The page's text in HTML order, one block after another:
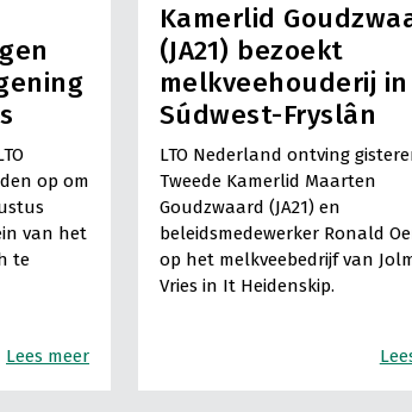
op om
van het
te
Lees meer
Kamerlid
(JA21) bezoekt
melkveehouderij in
Súdwest-Fryslân
LTO Nederland ontving
Tweede Kamerlid Maarten
Goudzwaard (JA21) en
beleidsmedewerker Ronald
op het melkveebedrijf van
Vries in It Heidenskip.